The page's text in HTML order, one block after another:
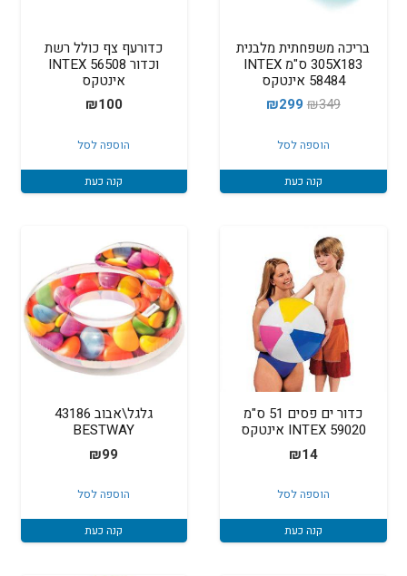
בריכה משפחתית מלבנית
305X183 ס"מ INTEX
58484 אינטקס
₪349
המחיר
היה:
₪349.
₪299
₪299.
הוספה לסל
קנה כעת
כדורעף צף כולל רשת
וכדור INTEX 56508
אינטקס
₪100
הוספה לסל
קנה כעת
כדור ים פסים 51 ס"מ
59020 INTEX אינטקס
₪14
הוספה לסל
קנה כעת
גלגל\אבוב 43186
BESTWAY
₪99
הוספה לסל
קנה כעת